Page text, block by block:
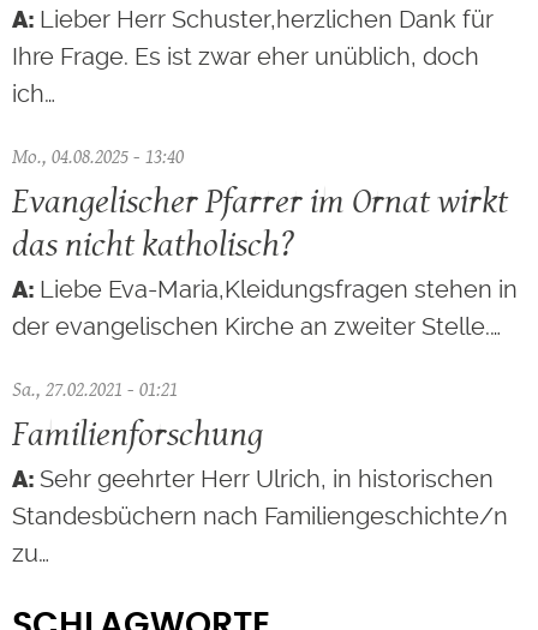
Lieber Herr Schuster,herzlichen Dank für
Ihre Frage. Es ist zwar eher unüblich, doch
ich…
Mo., 04.08.2025 - 13:40
Evangelischer Pfarrer im Ornat wirkt
das nicht katholisch?
Liebe Eva-Maria,Kleidungsfragen stehen in
der evangelischen Kirche an zweiter Stelle.…
Sa., 27.02.2021 - 01:21
Familienforschung
Sehr geehrter Herr Ulrich, in historischen
Standesbüchern nach Familiengeschichte/n
zu…